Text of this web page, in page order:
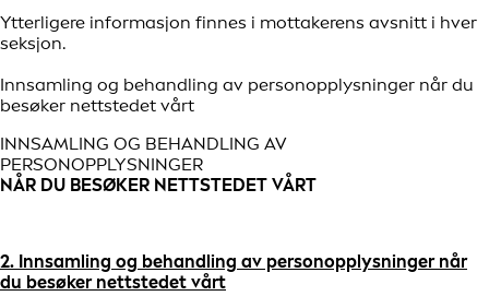
Ytterligere informasjon finnes i mottakerens avsnitt i hver
seksjon.
Innsamling og behandling av personopplysninger når du
besøker nettstedet vårt
INNSAMLING OG BEHANDLING AV
PERSONOPPLYSNINGER
NÅR DU BESØKER NETTSTEDET VÅRT
2. Innsamling og behandling av personopplysninger når
du besøker nettstedet vårt